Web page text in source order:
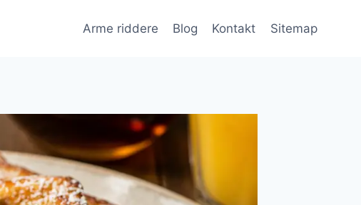
Arme riddere Blog Kontakt Sitemap